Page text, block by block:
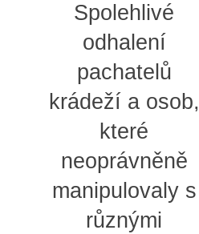
Spolehlivé
odhalení
pachatelů
krádeží a osob,
které
neoprávněně
manipulovaly s
různými